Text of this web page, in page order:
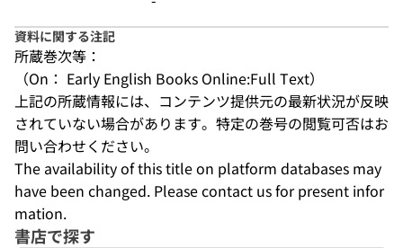
資料に関する注記
所蔵巻次等：
（On： Early English Books Online:Full Text）
上記の所蔵情報には、コンテンツ提供元の最新状況が反映
されていない場合があります。特定の巻号の閲覧可否はお
問い合わせください。
The availability of this title on platform databases may
have been changed. Please contact us for present infor
mation.
書店で探す